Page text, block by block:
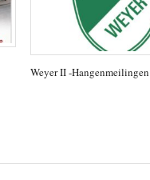
Weyer II -